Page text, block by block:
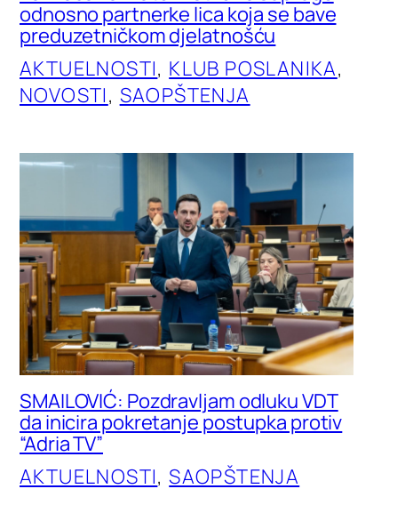
odnosno partnerke lica koja se bave
preduzetničkom djelatnošću
AKTUELNOSTI, KLUB POSLANIKA
NOVOSTI, SAOPŠTENJA
SMAILOVIĆ: Pozdravljam odluku VDT
da inicira pokretanje postupka protiv
“Adria TV”
AKTUELNOSTI, SAOPŠTENJA